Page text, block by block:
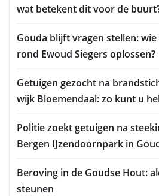
wat betekent dit voor de
Gouda blijft vragen stellen:
rond Ewoud Siegers oplossen?
Getuigen gezocht na
wijk Bloemendaal: zo kunt u
Politie zoekt getuigen na
Bergen IJzendoornpark in
Beroving in de Goudse Hout:
steunen